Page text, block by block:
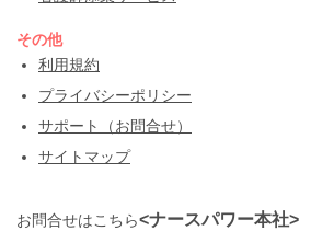
その他
利用規約
プライバシーポリシー
サポート（お問合せ）
サイトマップ
お問合せはこちら<ナースパワー本社>